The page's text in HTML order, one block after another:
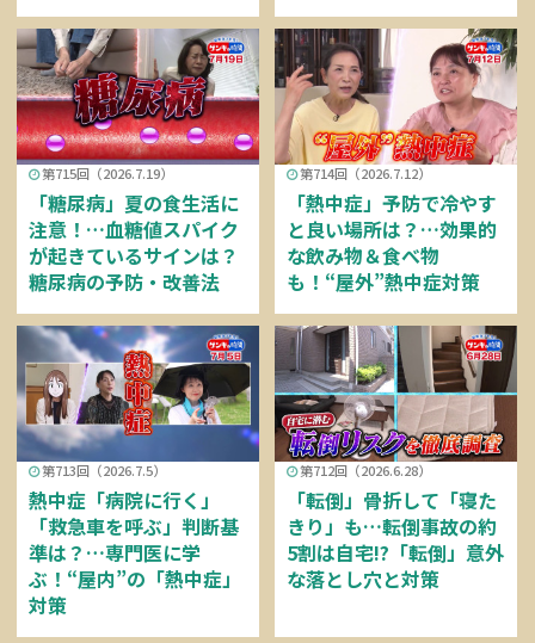
第715回（2026.7.19）
「糖尿病」夏の食生活に
注意！…血糖値スパイク
が起きているサインは？
糖尿病の予防・改善法
第714回（2026.7.12）
「熱中症」予防で冷やす
と良い場所は？…効果的
な飲み物＆食べ物
も！“屋外”熱中症対策
第713回（2026.7.5）
熱中症「病院に行く」
「救急車を呼ぶ」判断基
準は？…専門医に学
ぶ！“屋内”の「熱中症」
対策
第712回（2026.6.28）
「転倒」骨折して「寝た
きり」も…転倒事故の約
5割は自宅!?「転倒」意外
な落とし穴と対策